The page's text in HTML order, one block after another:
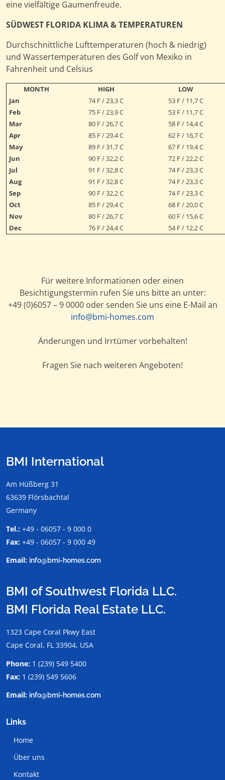
eine vielfältige Gaumenfreude.
SÜDWEST FLORIDA KLIMA & TEMPERATUREN
Durchschnittliche Lufttemperaturen (hoch & niedrig)
und Wassertemperaturen des Golf von Mexiko in
Fahrenheit und Celsius
MONTH HIGH
LOW
Jan
74 F / 23,3 C
53 F / 11,7 C
Feb
75 F / 23,9 C
53 F / 11,7 C
Mar
80 F / 26,7 C
58 F / 14,4 C
Apr
85 F / 29,4 C
62 F / 16,7 C
May
89 F / 31,7 C
67 F / 19,4 C
Jun
90 F / 32,2 C
72 F / 22,2 C
Jul
91 F / 32,8 C
74 F / 23,3 C
Aug
91 F / 32,8 C
74 F / 23,3 C
Sep
90 F / 32,2 C
74 F / 23,3 C
Oct
85 F / 29,4 C
68 F / 20,0 C
Nov
80 F / 26,7 C
60 F / 15,6 C
Dec
76 F / 24,4 C 54 F / 12,2 C
Für weitere Informationen oder einen
Besichtigungstermin rufen Sie uns bitte an unter:
+49 (0)6057 – 9 0000 oder senden Sie uns eine E-Mail an
info@bmi-homes.com
Änderungen und Irrtümer vorbehalten!
Fragen Sie nach weiteren Angeboten!
BMI International
Am Hüßberg 31
63639 Flörsbachtal
Germany
Tel.: +49 - 06057 - 9 000 0
Fax: +49 - 06057 - 9 000 49
Email: info@bmi-homes.com
BMI of Southwest Florida LLC.
BMI Florida Real Estate LLC.
1323 Cape Coral Pkwy East
Cape Coral, FL 33904, USA
Phone: 1 (239) 549 5400
Fax: 1 (239) 549 5606
Email: info@bmi-homes.com
Links
Home
Über uns
Kontakt